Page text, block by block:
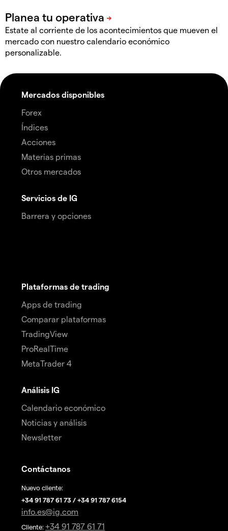
Estate al corriente de los acontecimientos que mueven el
mercado con nuestro calendario económico
personalizable.
Mercados disponibles
Forex
Índices
Acciones
Materias primas
Otros mercados
Servicios de IG
Barrera y opciones
Plataformas de trading
Apps de trading
Comparar plataformas
TradingView
ProRealTime
MetaTrader 4
Análisis IG
Calendario económico
Noticias y análisis
Newsletter
Contáctanos
Nuevo cliente:
+34 91 787 61 73 / +34 91 787 6154
info.es@ig.com
Cliente: +34 91 787 61 71